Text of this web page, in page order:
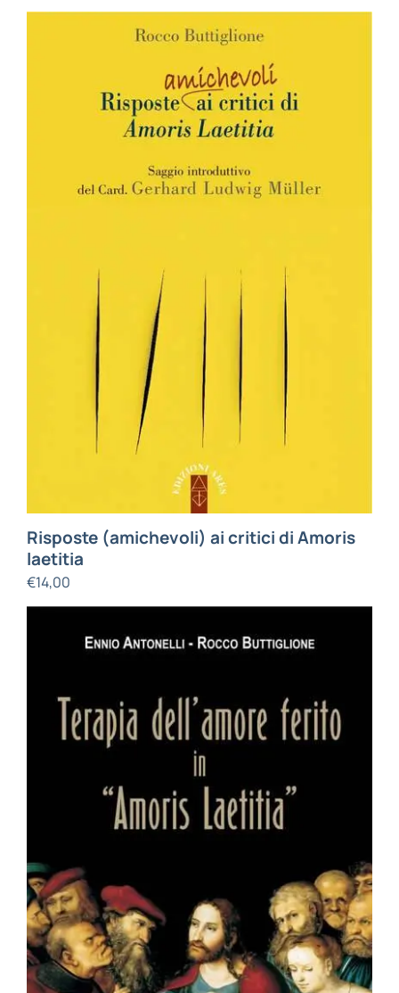
BIOGRAFIE
ATTUALITÀ
Risposte (amichevoli) ai critici di Amoris
laetitia
€14,00